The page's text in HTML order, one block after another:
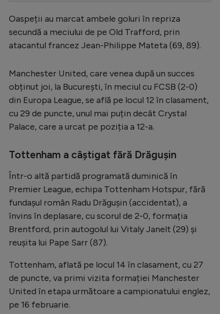
Serie A
Bundesliga
Ligue 1
Campionate
Starurile fotbalului
EURO 2024
Stranieri
Tenis
Handbal
Natație
Formula 1
Gimnastică
Rugby
Oaspeții au marcat ambele goluri în repriza
secundă a meciului de pe Old Trafford, prin
atacantul francez Jean-Philippe Mateta (69, 89).
Manchester United, care venea după un succes
obținut joi, la București, în meciul cu FCSB (2-0)
din Europa League, se află pe locul 12 în clasament,
cu 29 de puncte, unul mai puțin decât Crystal
Palace, care a urcat pe poziția a 12-a.
Tottenham a câștigat fără Drăgușin
Într-o altă partidă programată duminică în
Premier League, echipa Tottenham Hotspur, fără
fundașul român Radu Drăgușin (accidentat), a
învins în deplasare, cu scorul de 2-0, formația
Brentford, prin autogolul lui Vitaly Janelt (29) și
reușita lui Pape Sarr (87).
Tottenham, aflată pe locul 14 în clasament, cu 27
de puncte, va primi vizita formației Manchester
United în etapa următoare a campionatului englez,
pe 16 februarie.